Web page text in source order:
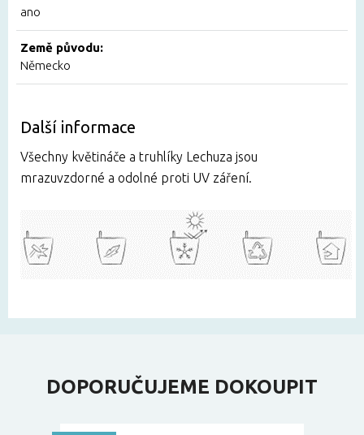
ano
Země původu:
Německo
Další informace
Všechny květináče a truhlíky Lechuza jsou
mrazuvzdorné a odolné proti UV záření.
DOPORUČUJEME DOKOUPIT